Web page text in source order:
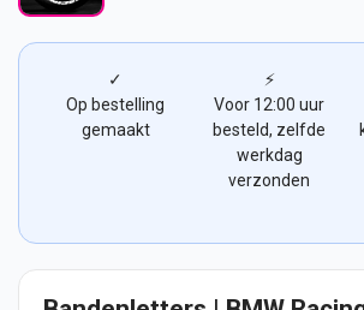
✓
Op bestelling
gemaakt
⚡
Voor 12:00 uur
besteld, zelfde
werkdag
verzonden